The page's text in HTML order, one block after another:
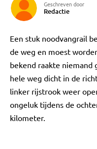
Geschreven door
Redactie
Een stuk noodvangrail
de weg en moest
bekend raakte niemand
hele weg dicht in de
linker rijstrook weer
ongeluk tijdens de
kilometer.